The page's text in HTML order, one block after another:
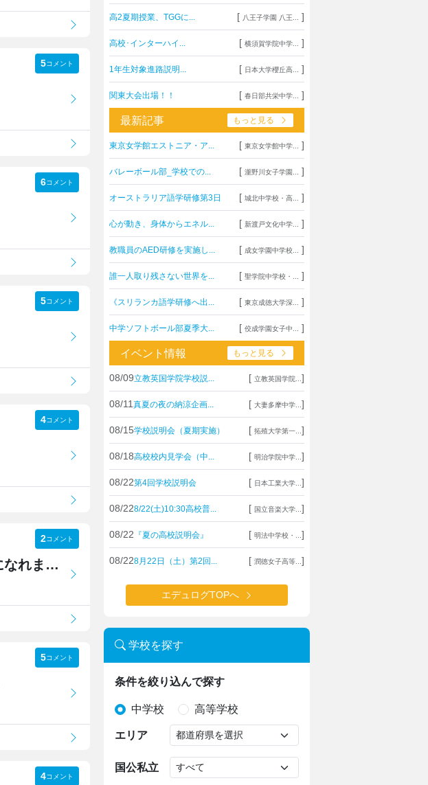
5コメント
6コメント
5コメント
4コメント
2コメント
中央大 フレックスPlus1・コースじゃなくても公認会計士になれますか。
5コメント
4コメント
高2夏期授業、TGGに... [ 八王子学園 八王... ]
高校･インターハイ... [ 横須賀学院中学... ]
1年生対象進路説明... [ 日本大学櫻丘高... ]
関東大会出場！！ [ 春日部共栄中学... ]
最新記事 もっと見る
東京女学館エストニア・ア... [ 東京女学館中学... ]
バレーボール部_学校での... [ 瀧野川女子学園... ]
オーストラリア語学研修第3日 [ 城北中学校・高... ]
心が動き、身体からエネル... [ 新渡戸文化中学... ]
教職員のAED研修を実施し... [ 成女学園中学校... ]
誰一人取り残さない世界を... [ 聖学院中学校・... ]
《スリランカ語学研修へ出... [ 東京成徳大学深... ]
中学ソフトボール部夏季大... [ 佼成学園女子中... ]
イベント情報 もっと見る
08/09立教英国学院学校説... [ 立教英国学院... ]
08/11 真夏の夜の納涼企画... [ 大妻多摩中学... ]
08/15学校説明会（夏期実施） [ 拓殖大学第一... ]
08/18高校校内見学会（中... [ 明治学院中学... ]
08/22第4回学校説明会 [ 日本工業大学... ]
08/228/22(土)10:30高校普... [ 国立音楽大学... ]
08/22 『夏の高校説明会』 [ 明法中学校・... ]
08/228月22日（土）第2回... [ 潤徳女子高等... ]
エデュログTOPへ
学校を探す
条件を絞り込んで探す
中学校 高等学校
エリア
国公私立